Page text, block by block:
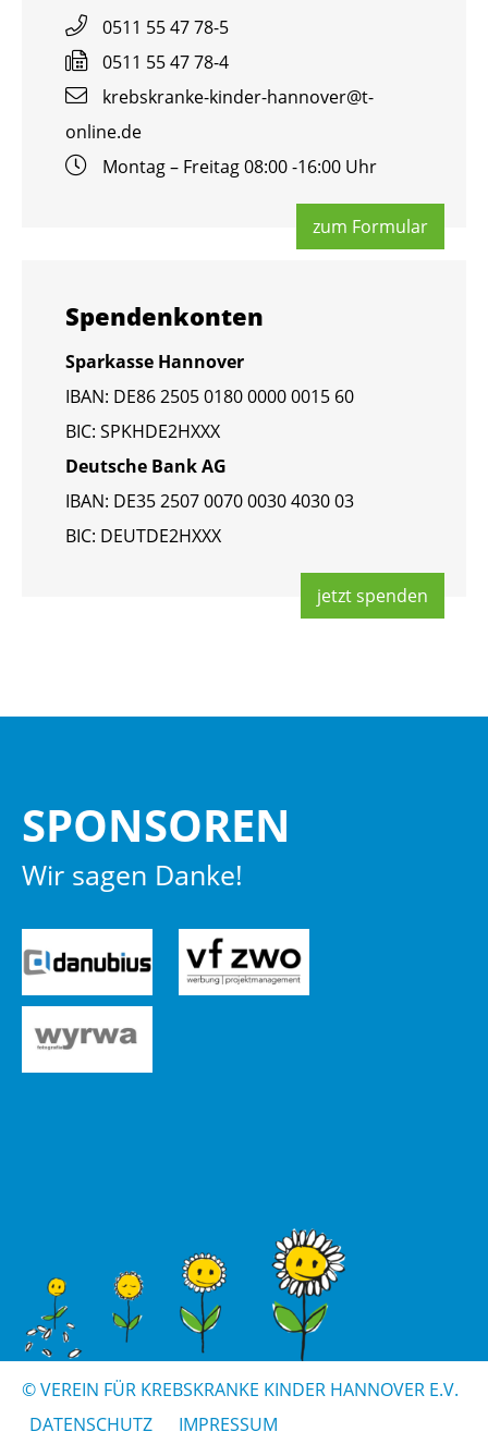
0511 55 47 78-5
0511 55 47 78-4
krebs­kran­ke-kin­der-han­no­ver@​t-​
online.​de
Mon­tag – Frei­tag 08:00 -16:00 Uhr
zum For­mu­lar
Spen­den­kon­ten
Spar­kas­se Han­no­ver
IBAN: DE86 2505 0180 0000 0015 60
BIC: SPKHDE2HXXX
Deut­sche Bank AG
IBAN: DE35 2507 0070 0030 4030 03
BIC: DEUT­DE2HXXX
jetzt spen­den
SPON­SO­REN
Wir sagen Danke!
© VER­EIN FÜR KREBS­KRAN­KE KIN­DER HAN­NO­VER E.V.
DA­TEN­SCHUTZ
IM­PRES­SUM